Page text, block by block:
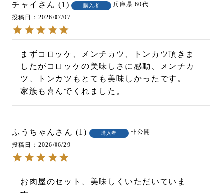
チャイ 1 購入者 兵庫県 60代
投稿日
2026/07/07
まずコロッケ、メンチカツ、トンカツ頂きま
したがコロッケの美味しさに感動、メンチカ
ツ、トンカツもとても美味しかったです。
家族も喜んでくれました。
ふうちゃん 1 購入者
非公開
投稿日
2026/06/29
お肉屋のセット、美味しくいただいていま